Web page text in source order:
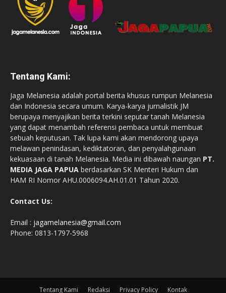
Tentang Kami:
Jaga Melanesia adalah portal berita khusus rumpun Melanesia
dan Indonesia secara umum. Karya-karya jurnalistik JM
berupaya menyajikan berita terkini seputar tanah Melanesia
yang dapat menambah referensi pembaca untuk membuat
sebuah keputusan. Tak lupa kami akan mendorong upaya
melawan penindasan, kediktatoran, dan penyalahgunaan
kekuasaan di tanah Melanesia. Media ini dibawah naungan PT.
MEDIA JAGA PAPUA berdasarkan SK Menteri Hukum dan
HAM RI Nomor AHU.0006094.AH.01.01 Tahun 2020.
Contact Us:
Email : jagamelanesia@gmail.com
Phone: 0813-1797-5968
Tentang Kami Redaksi Privacy Policy Kontak